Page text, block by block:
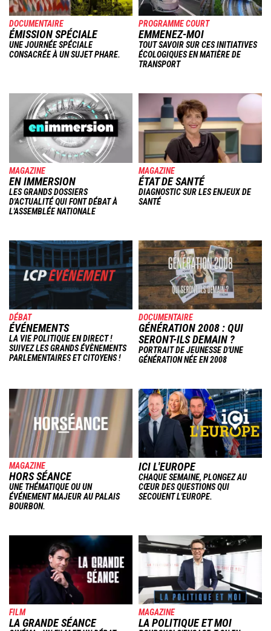
DOCUMENTAIRE
ÉMISSION SPÉCIALE
UNE JOURNÉE SPÉCIALE
CONSACRÉE À UN SUJET PHARE.
PROGRAMME COURT
EMMENEZ-MOI
TOUT SAVOIR SUR CES INITIATIVES
ÉCOLOGIQUES EN MATIÈRE DE
TRANSPORT
Image
MAGAZINE
EN IMMERSION
LES GRANDS DOSSIERS
D'ACTUALITÉ QUI FONT DÉBAT À
L'ASSEMBLÉE NATIONALE
Image
MAGAZINE
ÉTAT DE SANTÉ
DIAGNOSTIC SUR LES ENJEUX DE
SANTÉ
Image
DÉBAT
ÉVÉNEMENTS
LA VIE POLITIQUE EN DIRECT !
SUIVEZ LES GRANDS ÉVÈNEMENTS
PARLEMENTAIRES ET CITOYENS !
Image
DOCUMENTAIRE
GÉNÉRATION 2008 : QUI
SERONT-ILS DEMAIN ?
PORTRAIT DE JEUNESSE D'UNE
GÉNÉRATION NÉE EN 2008
Image
MAGAZINE
HORS SÉANCE
UNE THÉMATIQUE OU UN
ÉVÉNEMENT MAJEUR AU PALAIS
BOURBON.
Image
ICI L'EUROPE
CHAQUE SEMAINE, PLONGEZ AU
CŒUR DES QUESTIONS QUI
SECOUENT L'EUROPE.
FILM
LA GRANDE SÉANCE
Image
MAGAZINE
LA POLITIQUE ET MOI